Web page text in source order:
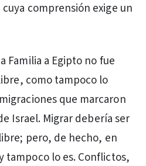
comprensión exige un
Familia a Egipto no fue
como tampoco lo
que marcaron
Israel. Migrar debería ser
pero, de hecho, en
tampoco lo es. Conflictos,